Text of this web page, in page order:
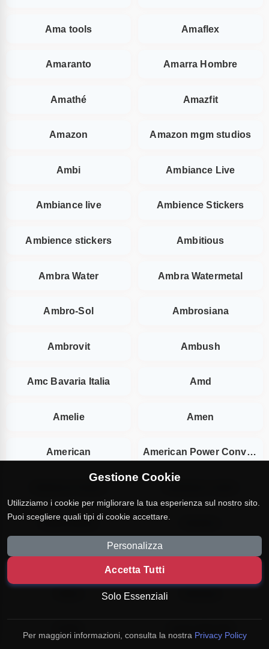
Ama tools Amaflex
Amaranto Amarra Hombre
Amathé Amazfit
Amazon Amazon mgm studios
Ambi Ambiance Live
Ambiance live Ambience Stickers
Ambience stickers Ambitious
Ambra Water Ambra Watermetal
Ambro-Sol Ambrosiana
Ambrovit Ambush
Amc Bavaria Italia Amd
Amelie Amen
American American Power Conversion
Americanino
Amerigo Amg
Gestione Cookie
Utilizziamo i cookie per migliorare la tua esperienza sul nostro sito.
Puoi scegliere quali tipi di cookie accettare.
Personalizza
Accetta Tutti
Solo Essenziali
Per maggiori informazioni, consulta la nostra Privacy Policy